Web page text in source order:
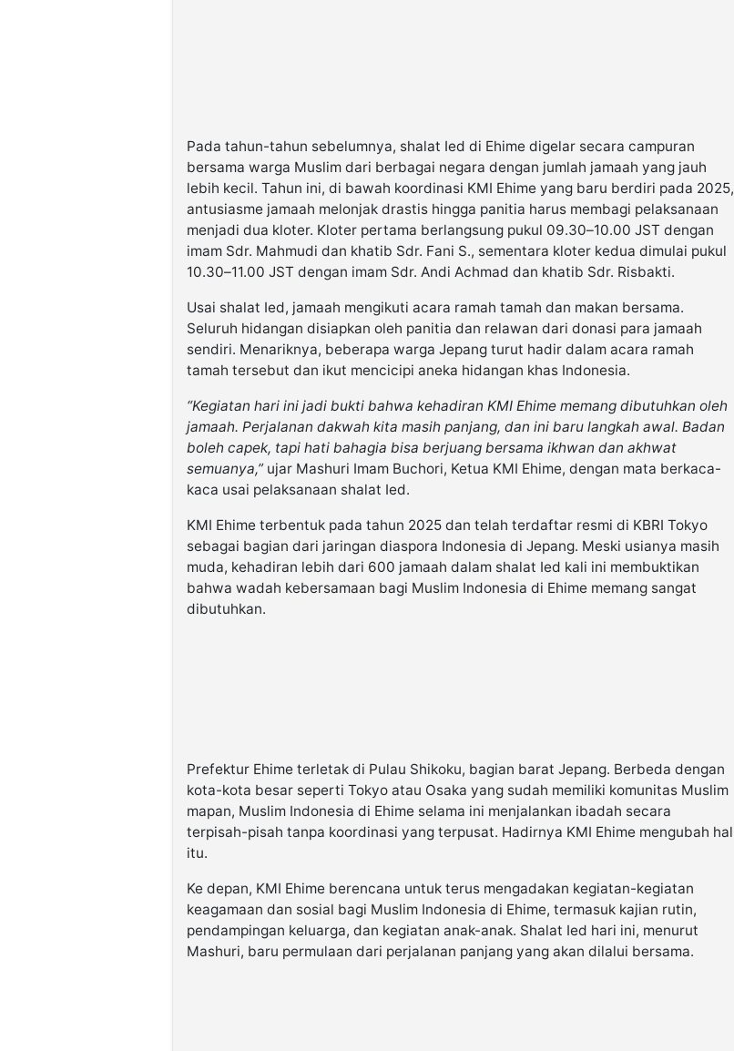
Pada tahun-tahun sebelumnya, shalat Ied di Ehime digelar secara campuran
bersama warga Muslim dari berbagai negara dengan jumlah jamaah yang jauh
lebih kecil. Tahun ini, di bawah koordinasi KMI Ehime yang baru berdiri pada 2025,
antusiasme jamaah melonjak drastis hingga panitia harus membagi pelaksanaan
menjadi dua kloter. Kloter pertama berlangsung pukul 09.30–10.00 JST dengan
imam Sdr. Mahmudi dan khatib Sdr. Fani S., sementara kloter kedua dimulai pukul
10.30–11.00 JST dengan imam Sdr. Andi Achmad dan khatib Sdr. Risbakti.
Usai shalat Ied, jamaah mengikuti acara ramah tamah dan makan bersama.
Seluruh hidangan disiapkan oleh panitia dan relawan dari donasi para jamaah
sendiri. Menariknya, beberapa warga Jepang turut hadir dalam acara ramah
tamah tersebut dan ikut mencicipi aneka hidangan khas Indonesia.
“Kegiatan hari ini jadi bukti bahwa kehadiran KMI Ehime memang dibutuhkan oleh
jamaah. Perjalanan dakwah kita masih panjang, dan ini baru langkah awal. Badan
boleh capek, tapi hati bahagia bisa berjuang bersama ikhwan dan akhwat
semuanya,”ujar Mashuri Imam Buchori, Ketua KMI Ehime, dengan mata berkaca-
kaca usai pelaksanaan shalat Ied.
KMI Ehime terbentuk pada tahun 2025 dan telah terdaftar resmi di KBRI Tokyo
sebagai bagian dari jaringan diaspora Indonesia di Jepang. Meski usianya masih
muda, kehadiran lebih dari 600 jamaah dalam shalat Ied kali ini membuktikan
bahwa wadah kebersamaan bagi Muslim Indonesia di Ehime memang sangat
dibutuhkan.
Prefektur Ehime terletak di Pulau Shikoku, bagian barat Jepang. Berbeda dengan
kota-kota besar seperti Tokyo atau Osaka yang sudah memiliki komunitas Muslim
mapan, Muslim Indonesia di Ehime selama ini menjalankan ibadah secara
terpisah-pisah tanpa koordinasi yang terpusat. Hadirnya KMI Ehime mengubah hal
itu.
Ke depan, KMI Ehime berencana untuk terus mengadakan kegiatan-kegiatan
keagamaan dan sosial bagi Muslim Indonesia di Ehime, termasuk kajian rutin,
pendampingan keluarga, dan kegiatan anak-anak. Shalat Ied hari ini, menurut
Mashuri, baru permulaan dari perjalanan panjang yang akan dilalui bersama.